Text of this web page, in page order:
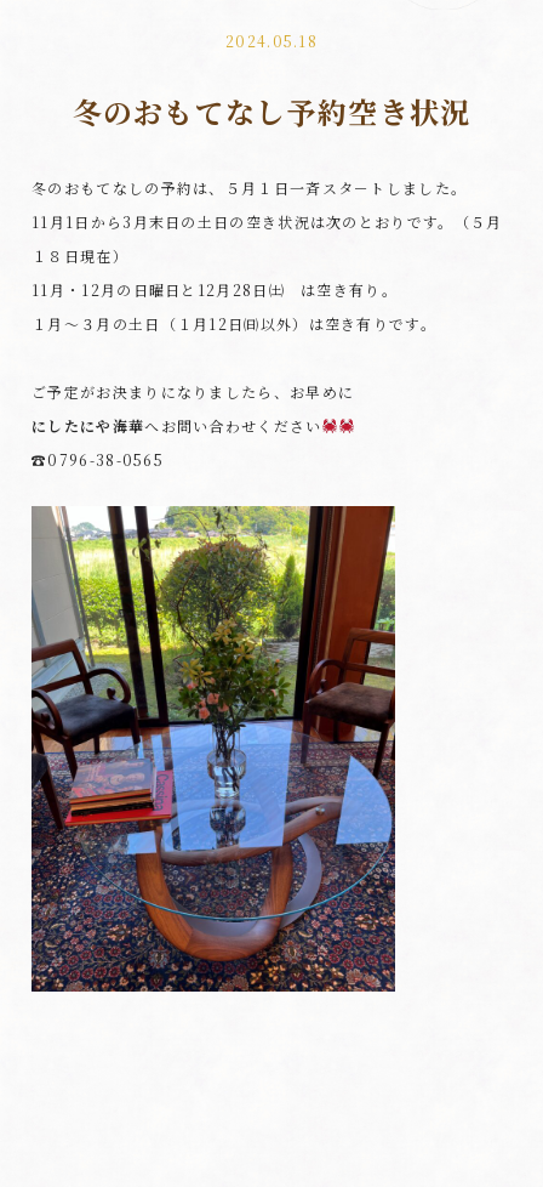
2024.05.18
冬のおもてなし予約空き状況
冬のおもてなしの予約は、５月１日一斉スタ－トしました。
11月1日から3月末日の土日の空き状況は次のとおりです。（５月
１８日現在）
11月・12月の日曜日と12月28日㈯ は空き有り。
１月～３月の土日（１月12日㈰以外）は空き有りです。
ご予定がお決まりになりましたら、お早めに
にしたにや海華へお問い合わせください
☎0796-38-0565